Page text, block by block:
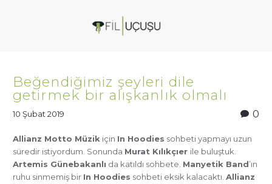
Beğendiğimiz şeyleri dile
getirmek bir alışkanlık olmalı
0
10 Şubat 2019
Allianz Motto Müzik için In Hoodies sohbeti yapmayı uzun
süredir istiyordum. Sonunda Murat Kılıkçıer ile buluştuk.
Artemis Günebakanlı da katıldı sohbete. Manyetik Band’ın
ruhu sinmemiş bir In Hoodies sohbeti eksik kalacaktı. Allianz